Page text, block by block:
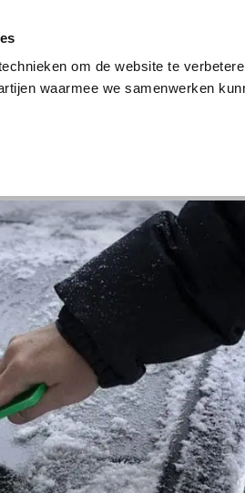
om de website te
waarmee we samenwerken
en tv